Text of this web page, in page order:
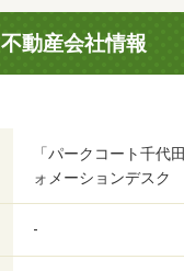
不動産会社情報
「パークコート千代
ォメーションデスク
-